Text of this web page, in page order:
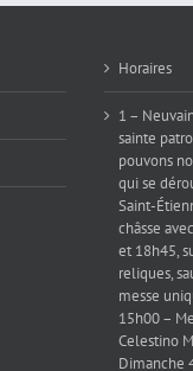
Horaires
1 –
sainte
pouvons
qui se
Saint-
châsse
et 18h45,
reliques,
messe
15h00 –
Celestino
Dimanche